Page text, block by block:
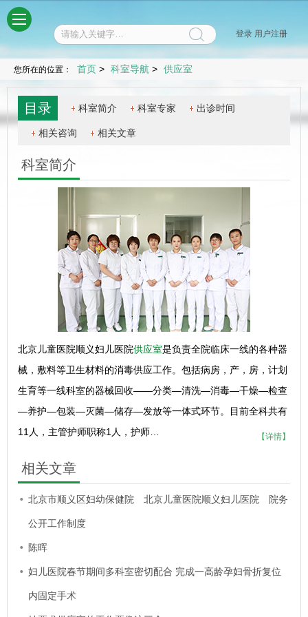
登录 用户注册
您所在的位置： 首页 > 科室导航 > 供应室
目录 科室简介 科室专家 出诊时间
相关咨询 相关文章
科室简介
北京儿童医院顺义妇儿医院供应室是负责全院临床一线的各种器
械，敷料等卫生材料的消毒供应工作。包括病房，产，房，计划
生育等一线科室的器械回收——分类—清洗—消毒—干燥—检查
—养护—包装—灭菌—储存—发放等一体式环节。目前全科共有
11人，主管护师职称1人，护师…
【详情】
相关文章
北京市顺义区妇幼保健院 北京儿童医院顺义妇儿医院 院务
公开工作制度
陈晖
妇儿医院春节期间多科室密切配合 完成一高龄孕妇骨折复位
内固定手术